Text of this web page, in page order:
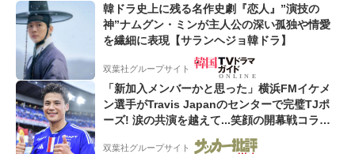
韓ドラ史上に残る名作史劇『恋人』”演技の
神”ナムグン・ミンが主人公の深い孤独や情愛
を繊細に表現【サランヘジョ韓ドラ】
双葉社グループサイト
「新加入メンバーかと思った」横浜FMイケメ
ン選手がTravis Japanのセンターで完璧TJポ
ーズ! 涙の共演を越えて...笑顔の開幕戦コラボ
双葉社グループサイト